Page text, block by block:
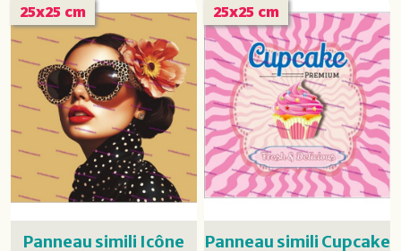
25x25 cm
Panneau simili Icône
25x25 cm
Panneau simili Cupcake